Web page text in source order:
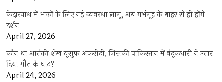
केदारनाथ में भक्तों के लिए नई व्यवस्था लागू, अब गर्भगृह के बाहर से ही होंगे
दर्शन
April 27, 2026
कौन था आतंकी शेख यूसुफ अफरीदी, जिसकी पाकिस्तान में बंदूकधारी ने उतार
दिया मौत के घाट?
April 24, 2026